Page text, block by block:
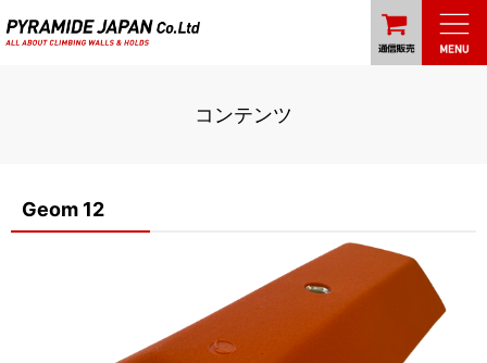
コンテンツ
Geom 12